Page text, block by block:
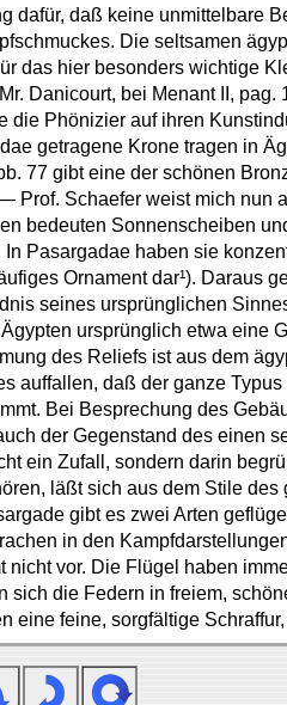
dafür, daß keine unmittelbare
Die seltsamen
das hier besonders wichtige
Danicourt, bei Menant II,
die Phönizier auf ihren
getragene Krone tragen in
77 gibt eine der schönen
Prof. Schaefer weist mich
bedeuten Sonnenscheiben
In Pasargadae haben sie
Ornament dar¹). Daraus
seines ursprünglichen
ursprünglich etwa eine
des Reliefs ist aus dem
auffallen, daß der ganze
Bei Besprechung des
der Gegenstand des einen
ein Zufall, sondern darin
läßt sich aus dem Stile
gibt es zwei Arten
in den
nicht vor. Die Flügel haben
sich die Federn in freiem,
eine feine, sorgfältige